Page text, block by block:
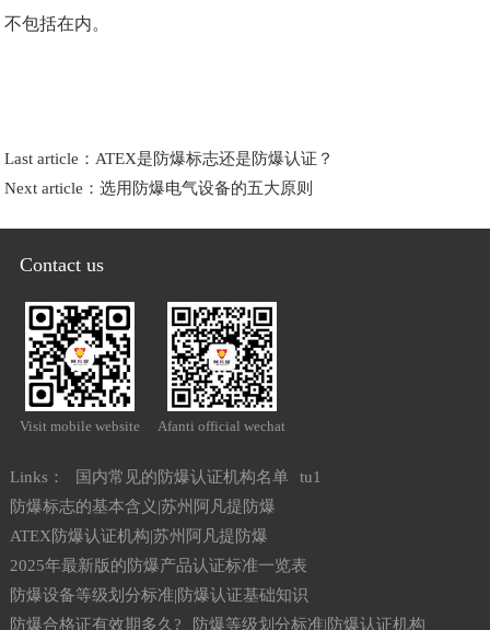
不包括在内。
Last article：ATEX是防爆标志还是防爆认证？
Next article：选用防爆电气设备的五大原则
Contact us
Visit mobile website Afanti official wechat
Links： 国内常见的防爆认证机构名单
tu1
防爆标志的基本含义|苏州阿凡提防爆
ATEX防爆认证机构|苏州阿凡提防爆
2025年最新版的防爆产品认证标准一览表
防爆设备等级划分标准|防爆认证基础知识
防爆合格证有效期多久?
防爆等级划分标准|防爆认证机构